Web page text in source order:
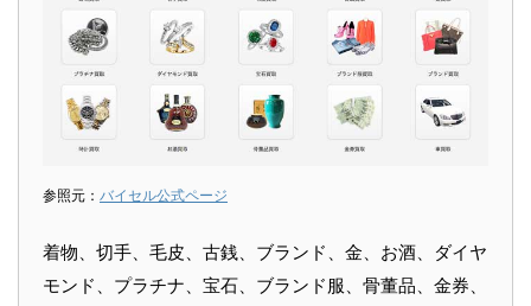
参照元： バイセル公式ページ
着物、切手、毛皮、古銭、ブランド、金、お酒、ダイヤ
モンド、プラチナ、宝石、ブランド服、骨董品、金券、